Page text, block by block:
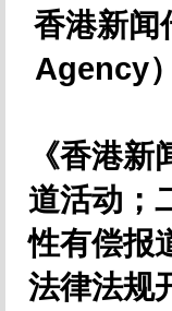
香港新闻
Agency
《香港
道活动；
性有偿报
法律法规